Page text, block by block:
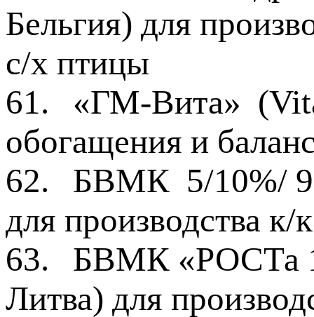
Бельгия) для
с/х птицы
61.
«ГМ-Вита»
обогащения и
62.
БВМК 5/10%/
для производства
63.
БВМК «РОСТа
Литва) для